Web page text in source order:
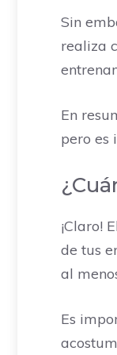
Sin
realiza
En
pero es
¡Claro!
de tus
al
Es